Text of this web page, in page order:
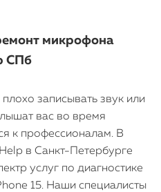
микрофона
СПб
записывать звук или
вас во время
к профессионалам. В
в Санкт-Петербурге
услуг по диагностике
15. Наши специалисты